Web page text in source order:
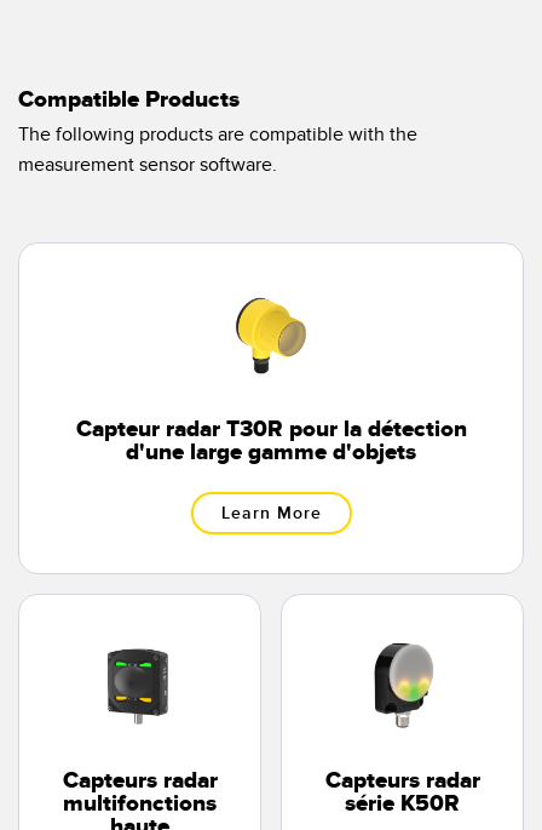
Capteurs de surveillance des conditions
Capteurs de surveillance des conditions sans fil
Câbles
Logiciels avec interface utilisateur graphique pour capteurs
TECHNOLOGY
Capteurs avec IO-Link
LIENS CONNEXES
Washdown
Compatible Products
The following products are compatible with the
measurement sensor software.
Capteur radar T30R pour la détection
d'une large gamme d'objets
Learn More
Capteurs radar
multifonctions
Capteurs radar
série K50R